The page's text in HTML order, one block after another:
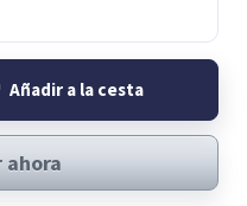
Añadir a la cesta
ahora